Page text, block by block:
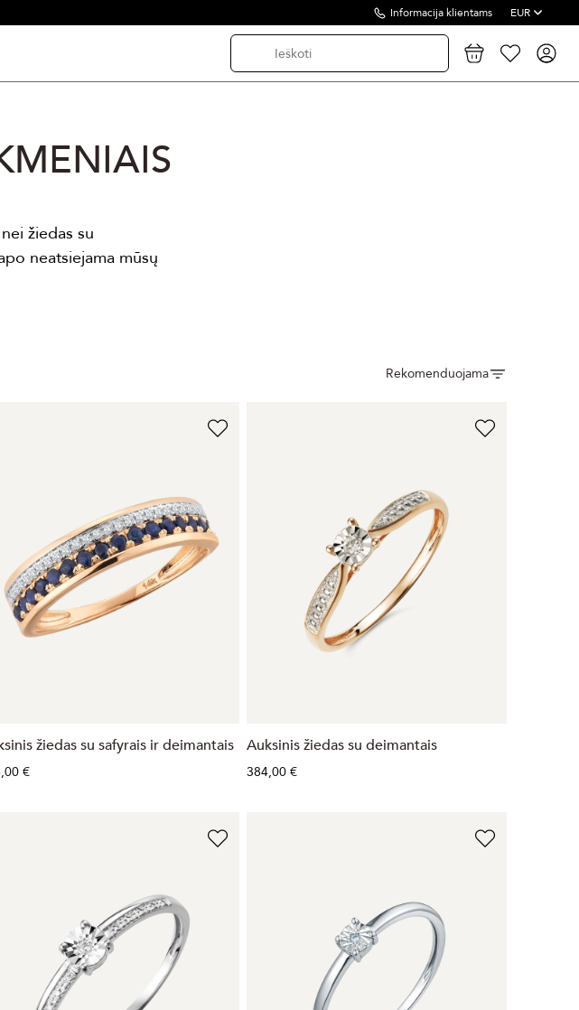
Informacija klientams EUR
žiedas su
neatsiejama mūsų
Rekomenduojama
žiedas su safyrais ir deimantais
€
Auksinis žiedas su deimantais
384,00 €